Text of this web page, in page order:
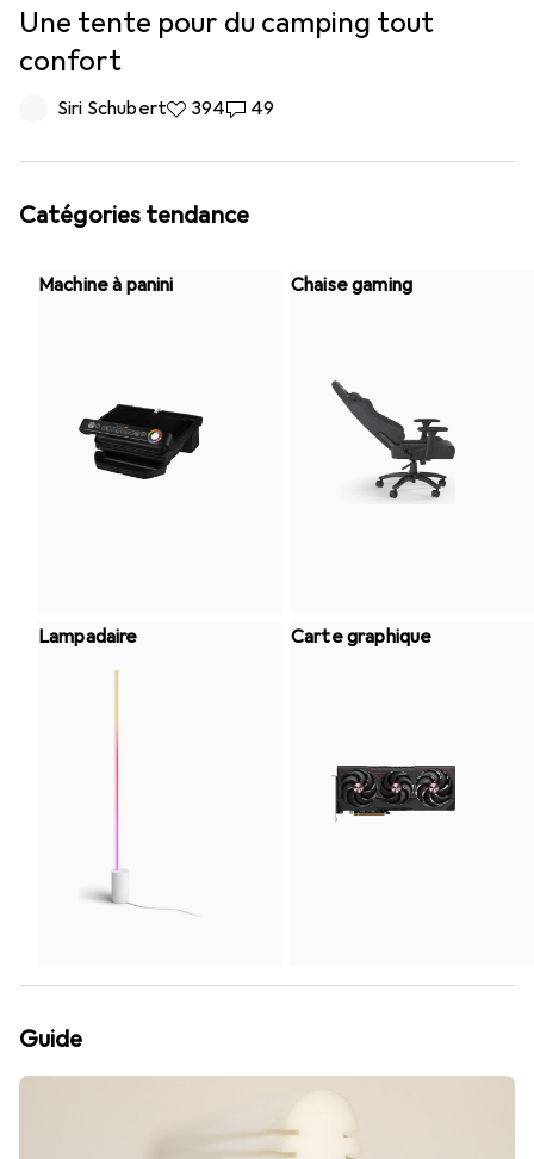
Une tente pour du camping tout
confort
Siri Schubert394 likes
39449 commentaires
49
Catégories tendance
Machine à panini Chaise gaming
Lampadaire Carte graphique
Guide